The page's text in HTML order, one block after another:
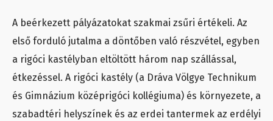
A beérkezett pályázatokat szakmai zsűri értékeli. Az
első forduló jutalma a döntőben való részvétel, egyben
a rigóci kastélyban eltöltött három nap szállással,
étkezéssel. A rigóci kastély (a Dráva Völgye Technikum
és Gimnázium középrigóci kollégiuma) és környezete, a
szabadtéri helyszínek és az erdei tantermek az erdélyi